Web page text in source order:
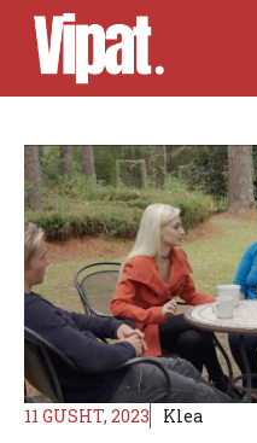
Skip
content
11 GUSHT, 2023 Klea